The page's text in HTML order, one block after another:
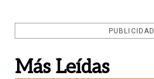
PUBLICIDAD
Más Leídas